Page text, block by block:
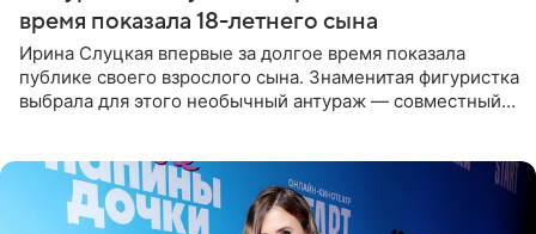
время показала 18-летнего сына
Ирина Слуцкая впервые за долгое время показала
публике своего взрослого сына. Знаменитая фигуристка
выбрала для этого необычный антураж — совместный